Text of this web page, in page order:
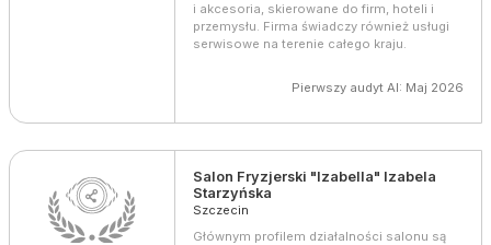
i akcesoria, skierowane do firm, hoteli i
przemysłu. Firma świadczy również usługi
serwisowe na terenie całego kraju.
Pierwszy audyt AI: Maj 2026
Salon Fryzjerski "Izabella" Izabela
Starzyńska
Szczecin
Głównym profilem działalności salonu są